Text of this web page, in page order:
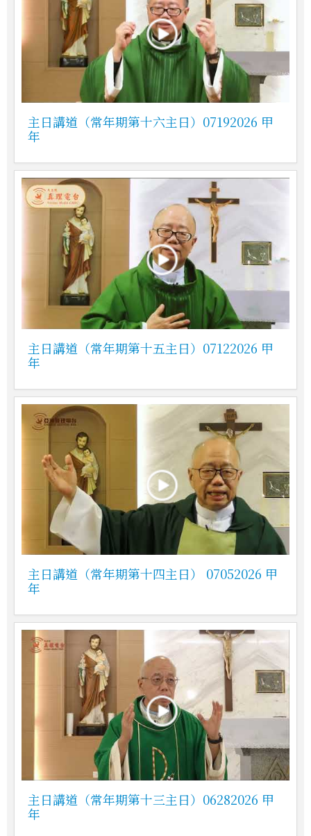
主日講道（常年期第十六主日）07192026 甲
年
主日講道（常年期第十五主日）07122026 甲
年
主日講道（常年期第十四主日） 07052026 甲
年
主日講道（常年期第十三主日）06282026 甲
年